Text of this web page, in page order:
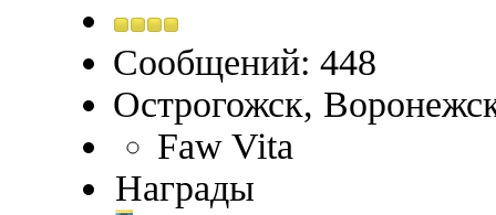
Сообщений: 448
Острогожск,
Faw Vita
Награды